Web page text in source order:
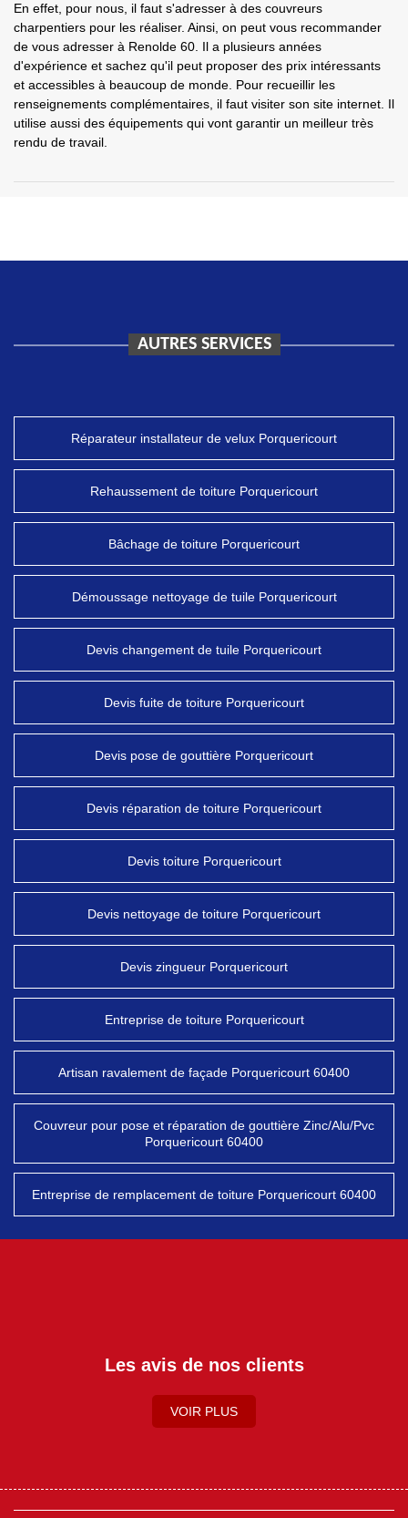
En effet, pour nous, il faut s'adresser à des couvreurs
charpentiers pour les réaliser. Ainsi, on peut vous recommander
de vous adresser à Renolde 60. Il a plusieurs années
d'expérience et sachez qu'il peut proposer des prix intéressants
et accessibles à beaucoup de monde. Pour recueillir les
renseignements complémentaires, il faut visiter son site internet. Il
utilise aussi des équipements qui vont garantir un meilleur très
rendu de travail.
AUTRES SERVICES
Réparateur installateur de velux Porquericourt
Rehaussement de toiture Porquericourt
Bâchage de toiture Porquericourt
Démoussage nettoyage de tuile Porquericourt
Devis changement de tuile Porquericourt
Devis fuite de toiture Porquericourt
Devis pose de gouttière Porquericourt
Devis réparation de toiture Porquericourt
Devis toiture Porquericourt
Devis nettoyage de toiture Porquericourt
Devis zingueur Porquericourt
Entreprise de toiture Porquericourt
Artisan ravalement de façade Porquericourt 60400
Couvreur pour pose et réparation de gouttière Zinc/Alu/Pvc
Porquericourt 60400
Entreprise de remplacement de toiture Porquericourt 60400
Les avis de nos clients
VOIR PLUS